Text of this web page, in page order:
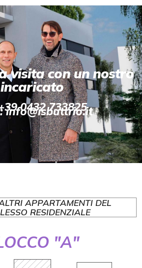
visita con un nostro
incaricato
0432 733825
info@isbuttrio.it
APPARTAMENTI DEL
RESIDENZIALE
"A"